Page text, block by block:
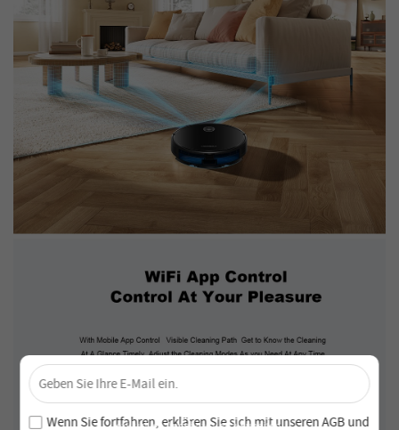
Sichere dir 4 % Rabatt – Jetzt abonnieren!
Melde dich für unseren Newsletter an und verpasse keine
exklusiven Angebote und Neuheiten!
×
Wenn Sie fortfahren, erklären Sie sich mit unserenAGBund